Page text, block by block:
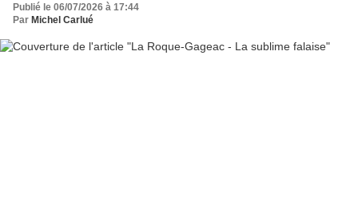
Publié le 06/07/2026 à 17:44
Par Michel Carlué